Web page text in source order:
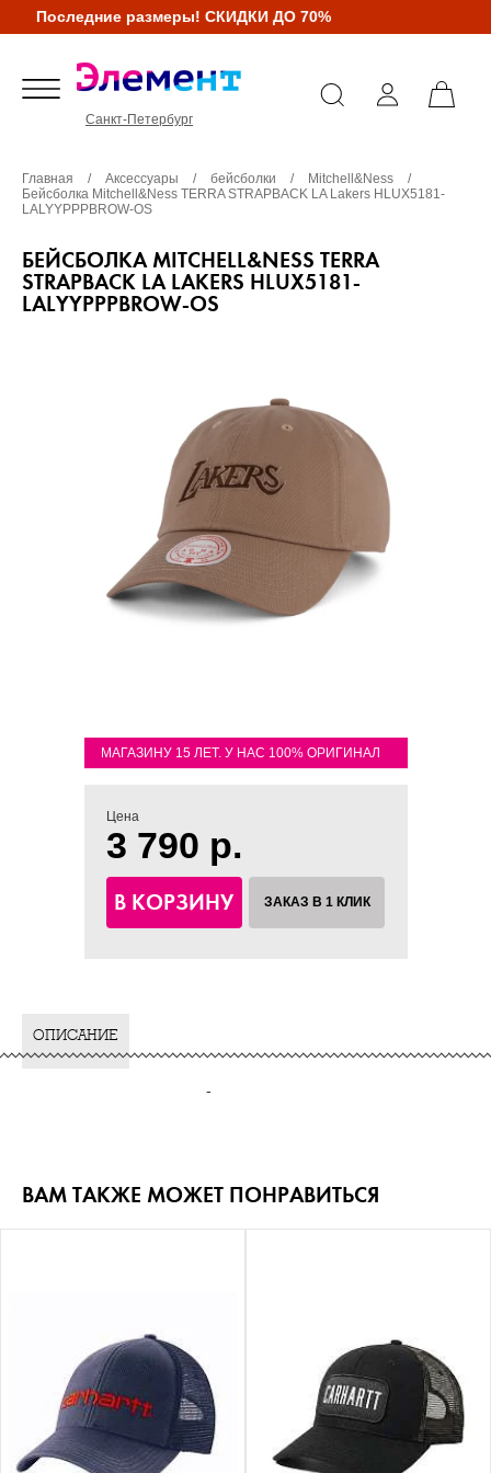
Последние размеры! СКИДКИ ДО 70%
Санкт-Петербург
Главная / Аксессуары / бейсболки / Mitchell&Ness
/
Бейсболка Mitchell&Ness TERRA STRAPBACK LA Lakers HLUX5181-
LALYYPPPBROW-OS
БЕЙСБОЛКА MITCHELL&NESS TERRA
STRAPBACK LA LAKERS HLUX5181-
LALYYPPPBROW-OS
МАГАЗИНУ 15 ЛЕТ. У НАС 100% ОРИГИНАЛ
Цена
3 790 р.
В КОРЗИНУ ЗАКАЗ В 1 КЛИК
ОПИСАНИЕ
-
ВАМ ТАКЖЕ МОЖЕТ ПОНРАВИТЬСЯ